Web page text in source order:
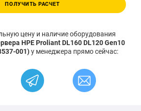
ПОЛУЧИТЬ РАСЧЕТ
цену и наличие оборудования
HPE Proliant DL160 DL120 Gen10
001)у менеджера прямо сейчас: